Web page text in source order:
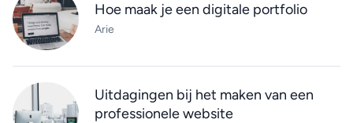
Hoe maak je een digitale portfolio
Arie
Uitdagingen bij het maken van een
professionele website